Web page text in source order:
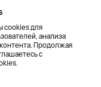
cookies для
анализа
Продолжая
с